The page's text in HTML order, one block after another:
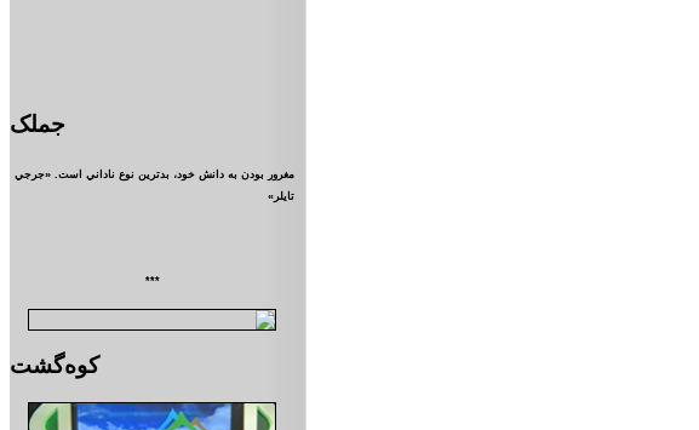
جملک
مغرور بودن به دانش خود، بدترين نوع ناداني است. «جرجي
تايلر»
***
کوه‌گشت